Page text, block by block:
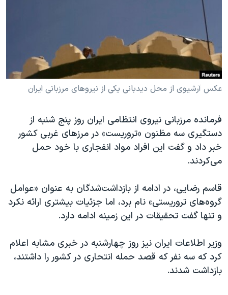
فرهنگ و زندگی
حقوق شهروندی
اقتصادی
علم و فناوری
آرشیو پخش زنده
مستندها
انتخابات ریاست جمهوری آمریکا ۲۰۲۴
حمله جمهوری اسلامی به اسرائیل
رمز مهسا
مجموعه مستندهای دادخواهی
تریبونال مردمی آبان ۹۸
دادگاه حمید نوری
قانون شفافیت دارائی کادر رهبری ایران
اعتراضات مردمی آبان ۹۸
نرگس محمدی برنده جایزه نوبل صلح
همایش محافظه‌کاران آمریکا «سی‌پک»
دنبال کنید
زبانهای مختلف
عکس آرشیوی از محل دیدبانی یکی از نیروهای مرزبانی ایران
فرمانده مرزبانی نیروی انتظامی ایران روز پنج شنبه از
دستگیری سه مظنون «تروریست» در مرزهای غربی کشور
خبر داد و گفت این افراد مواد انفجاری با خود حمل
می‌کردند.
قاسم رضایی، در ادامه از بازداشت‌شدگان به عنوان «عوامل
گروه‌های تروریستی» نام برد، اما جزئیات بیشتری ارائه نکرد
و تنها گفت تحقیقات در این زمینه ادامه دارد.
وزیر اطلاعات ایران نیز روز چهارشنبه در خبری مشابه اعلام
کرد که سه نفر که قصد حمله انتحاری در کشور را داشتند،
بازداشت شدند.